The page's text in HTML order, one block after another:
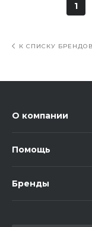
1
К СПИСКУ БРЕНДОВ
О компании
Помощь
Бренды